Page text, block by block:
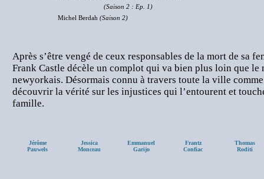
(Saison 2 : Ep. 1)
Michel Berdah (Saison 2)
Après s’être vengé de ceux responsables de la mort de sa
Frank Castle décèle un complot qui va bien plus loin que
newyorkais. Désormais connu à travers toute la ville
découvrir la vérité sur les injustices qui l’entourent et
famille.
Jérôme
Pauwels
Jessica
Monceau
Emmanuel
Garijo
Frantz
Confiac
Thomas
Roditi